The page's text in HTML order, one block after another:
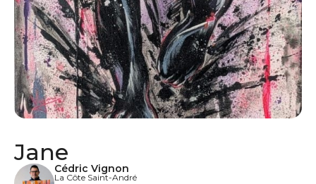
Jane
Cédric Vignon
La Côte Saint-André